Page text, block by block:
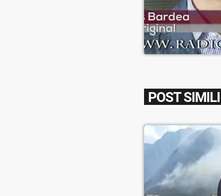
POST SIMILI